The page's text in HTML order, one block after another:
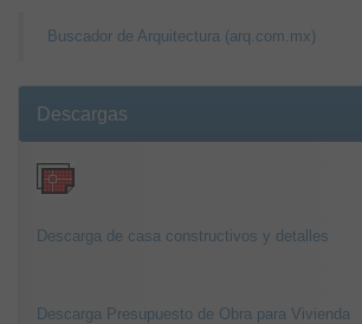
Buscador de Arquitectura (arq.com.mx)
Descargas
Descarga de casa constructivos y detalles
Descarga Presupuesto de Obra para Vivienda